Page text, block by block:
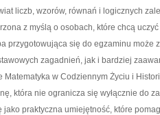
liczb, wzorów, równań i logicznych
z myślą o osobach, które chcą
przygotowująca się do egzaminu może
zagadnień, jak i bardziej
Matematyka w Codziennym Życiu i
która nie ogranicza się wyłącznie do
jako praktyczna umiejętność, które